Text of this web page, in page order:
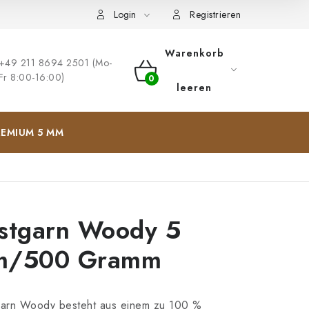
Login Registrieren
211 8694 2501 (Mo-
8:00-16:00)
WARENKORB
Warenkorb
leeren
5 MM
Woody 5
500 Gramm
Woody besteht aus einem zu 100 %